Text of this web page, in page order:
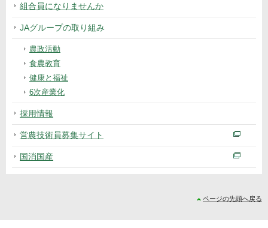
組合員になりませんか
JAグループの取り組み
農政活動
食農教育
健康と福祉
6次産業化
採用情報
営農技術員募集サイト
国消国産
ページの先頭へ戻る